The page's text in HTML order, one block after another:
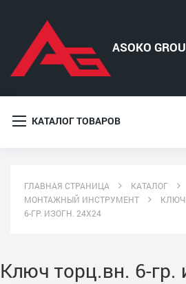
КАТАЛОГ ТОВАРОВ
ГЛАВНАЯ СТРАНИЦА КАТАЛОГ
МОНТАЖНЫЙ ИНСТРУМЕНТ
6-ГР. ИЗОГН. 24Х24
Ключ торц.вн. 6-гр.